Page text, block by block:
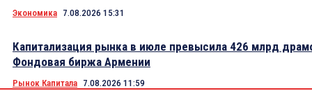
Экономика 7.08.2026 15:31
Капитализация рынка в июле превысила 426 млрд
Фондовая биржа Армении
Рынок Капитала 7.08.2026 11:59